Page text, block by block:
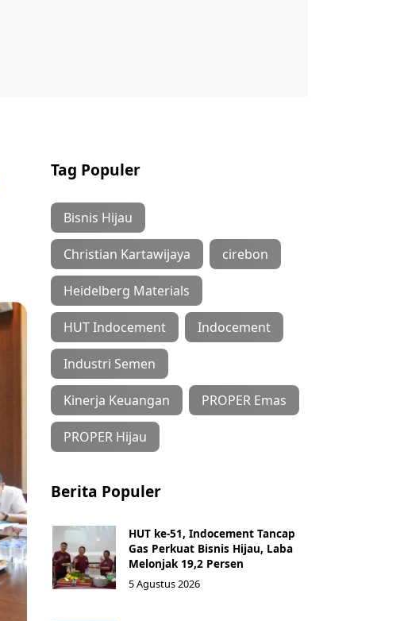
Tag Populer
Bisnis Hijau
Christian Kartawijaya cirebon
Heidelberg Materials
HUT Indocement Indocement
Industri Semen
Kinerja Keuangan PROPER Emas
PROPER Hijau
Berita Populer
HUT ke-51, Indocement Tancap
Gas Perkuat Bisnis Hijau, Laba
Melonjak 19,2 Persen
5 Agustus 2026